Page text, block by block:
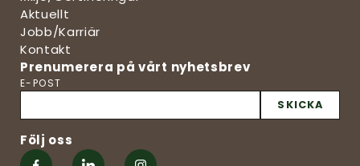
Aktuellt
Jobb/Karriär
Kontakt
Prenumerera på vårt nyhetsbrev
E-POST
SKICKA
Följ oss